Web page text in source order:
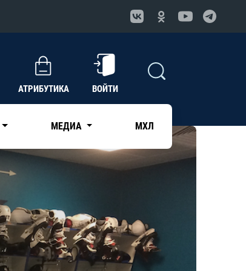
АТРИБУТИКА ВОЙТИ
МЕДИА МХЛ